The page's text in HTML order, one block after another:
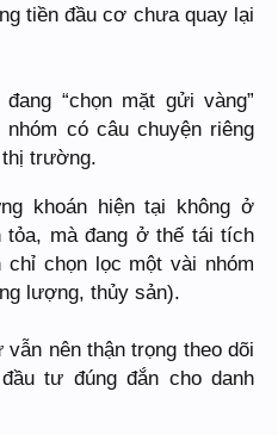
tiền đầu cơ chưa quay lại
“chọn mặt gửi vàng”
có câu chuyện riêng
trường.
khoán hiện tại không ở
mà đang ở thế tái tích
chỉ chọn lọc một vài nhóm
lượng, thủy sản).
nên thận trọng theo dõi
tư đúng đắn cho danh